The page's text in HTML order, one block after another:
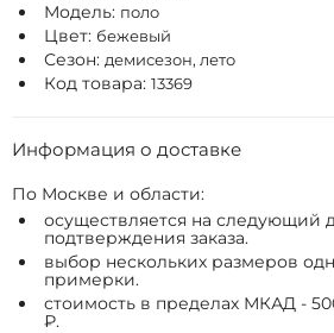
Модель: поло
Цвет: бежевый
Сезон: демисезон, лето
Код товара: 13369
Информация о доставке
По Москве и области:
осуществляется на следующий
подтверждения заказа.
выбор нескольких размеров
примерки.
стоимость в пределах МКАД -
₽.